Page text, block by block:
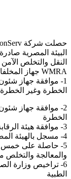
البيئة المصرية
النقل والتخلص
WMRA جهاز المخلفات والجهات الأخرى على النحو التالي:
1-
موافقة جهاز
الخطرة وغير الخطرة
2- موافقة جهاز
الخطرة
3- موافقة هيئة الرقابة الصناعيه على نقل المخلفات
4- مسجل بالهيئة المصرية العامة للبترول
5- حاصلة على خمس
والمعالجة والتخلص
6- تراخيص وزارة
الطبية